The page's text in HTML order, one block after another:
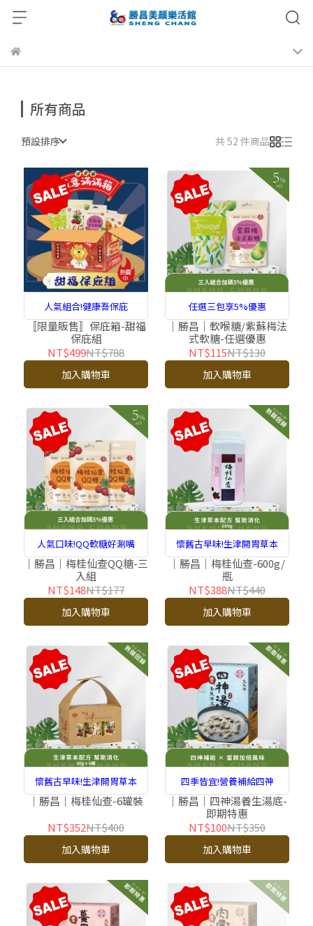
所有商品
預設排序 共 52 件商品
人氣組合!健康吾保庇
〚限量販售〛保庇箱-甜福
保庇組
NT$499NT$788
加入購物車
任選三包享5%優惠
｜勝昌｜軟喉糖/紫蘇梅法
式軟糖-任選優惠
NT$115NT$130
加入購物車
人氣口味!QQ軟糖好涮嘴
｜勝昌｜梅桂仙查QQ糖-三
入組
NT$148NT$177
加入購物車
懷舊古早味!生津開胃草本
｜勝昌｜梅桂仙查-600g/
瓶
NT$388NT$440
加入購物車
懷舊古早味!生津開胃草本
｜勝昌｜梅桂仙查-6罐裝
NT$352NT$400
加入購物車
四季皆宜!營養補給四神
｜勝昌｜四神湯養生湯底-
即期特惠
NT$100NT$350
加入購物車